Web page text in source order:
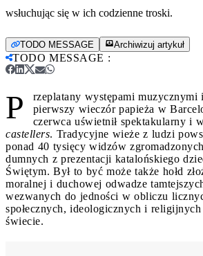
wsłuchując się w ich codzienne troski.
TODO MESSAGE Archiwizuj artykuł
TODO MESSAGE :
P
rzeplatany występami muzycznymi
pierwszy wieczór papieża w
czerwca uświetnił spektakularny i
castellers. Tradycyjne wieże z ludzi
ponad 40 tysięcy widzów
dumnych z prezentacji katalońskiego
Świętym. Był to być może także hołd
moralnej i duchowej odwadze
wezwanych do jedności w obliczu
społecznych, ideologicznych i religijnych
świecie.